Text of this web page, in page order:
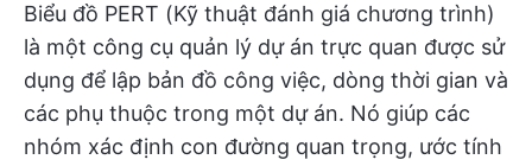
Biểu đồ PERT (Kỹ thuật đánh giá chương trình)
là một công cụ quản lý dự án trực quan được sử
dụng để lập bản đồ công việc, dòng thời gian và
các phụ thuộc trong một dự án. Nó giúp các
nhóm xác định con đường quan trọng, ước tính